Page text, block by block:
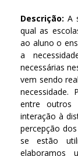
Descrição: A
qual as
ao aluno o
a
necessárias
vem sendo
necessidade.
entre outros
interação à
percepção
se estão
elaboramos